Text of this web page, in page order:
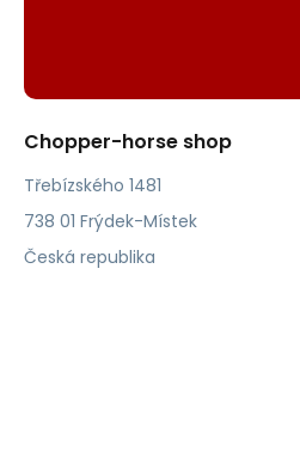
Chopper-horse shop
Třebízského 1481
738 01 Frýdek-Místek
Česká republika